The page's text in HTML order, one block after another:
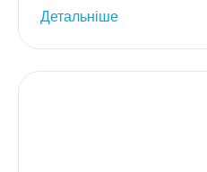
Детальніше